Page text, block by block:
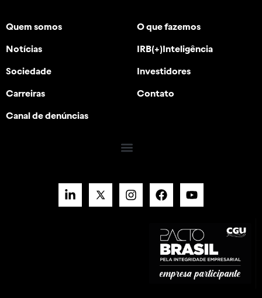
Quem somos O que fazemos
Notícias IRB(+)Inteligência
Sociedade Investidores
Carreiras Contato
Canal de denúncias